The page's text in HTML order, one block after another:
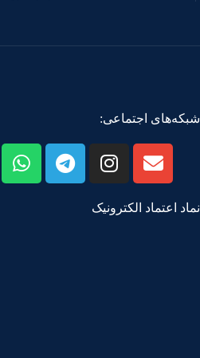
شبکه‌های اجتماعی:
نماد اعتماد الکترونیک